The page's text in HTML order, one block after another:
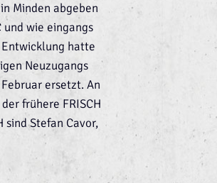
Minden abgeben
wie eingangs
Entwicklung hatte
Neuzugangs
ersetzt. An
frühere FRISCH
sind Stefan Cavor,